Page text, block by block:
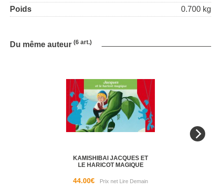
Poids
0.700 kg
Du même auteur (6 art.)
KAMISHIBAI JACQUES ET
LE HARICOT MAGIQUE
44.00€